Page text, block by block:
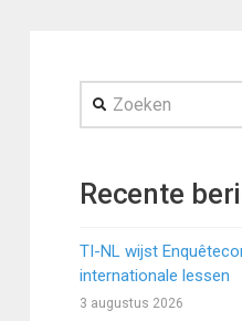
Zoeken
Recente
TI-NL wijst
internationale lessen
3 augustus 2026